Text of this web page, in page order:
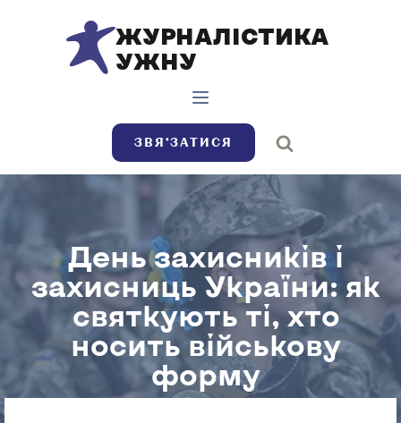
ЖУРНАЛІСТИКА
УЖНУ
ЗВЯ’ЗАТИСЯ
День захисників і
захисниць України: як
святкують ті, хто
носить військову
форму